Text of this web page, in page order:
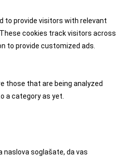
to provide visitors with relevant
cookies track visitors across
to provide customized ads.
those that are being analyzed
a category as yet.
naslova soglašate, da vas